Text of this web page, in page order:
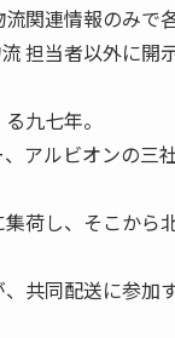
関連情報のみで
担当者以外に開
九七年。
アルビオンの三社
荷し、そこから
共同配送に参加